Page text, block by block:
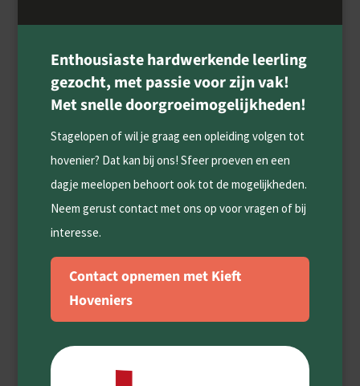
Enthousiaste hardwerkende leerling
gezocht, met passie voor zijn vak!
Met snelle doorgroeimogelijkheden!
Stagelopen of wil je graag een opleiding volgen tot
hovenier? Dat kan bij ons! Sfeer proeven en een
dagje meelopen behoort ook tot de mogelijkheden.
Neem gerust contact met ons op voor vragen of bij
interesse.
Contact opnemen met Kieft
Hoveniers